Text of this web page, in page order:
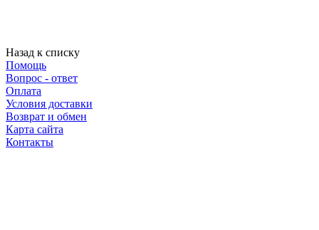
Назад к списку
Помощь
Вопрос - ответ
Оплата
Условия доставки
Возврат и обмен
Карта сайта
Контакты